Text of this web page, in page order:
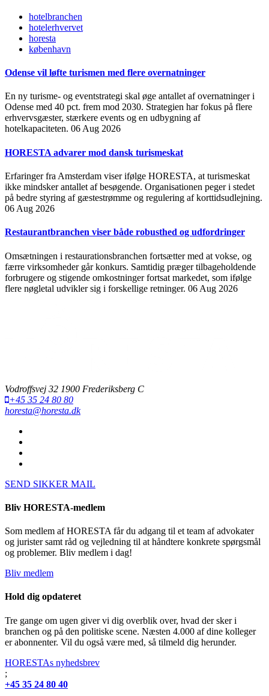
hotelbranchen
hotelerhvervet
horesta
københavn
Odense vil løfte turismen med flere overnatninger
En ny turisme- og eventstrategi skal øge antallet af overnatninger i
Odense med 40 pct. frem mod 2030. Strategien har fokus på flere
erhvervsgæster, stærkere events og en udbygning af
hotelkapaciteten. 06 Aug 2026
HORESTA advarer mod dansk turismeskat
Erfaringer fra Amsterdam viser ifølge HORESTA, at turismeskat
ikke mindsker antallet af besøgende. Organisationen peger i stedet
på bedre styring af gæstestrømme og regulering af korttidsudlejning.
06 Aug 2026
Restaurantbranchen viser både robusthed og udfordringer
Omsætningen i restaurationsbranchen fortsætter med at vokse, og
færre virksomheder går konkurs. Samtidig præger tilbageholdende
forbrugere og stigende omkostninger fortsat markedet, som ifølge
flere nøgletal udvikler sig i forskellige retninger. 06 Aug 2026
Vodroffsvej 32 1900 Frederiksberg C
+45 35 24 80 80
horesta@horesta.dk
SEND SIKKER MAIL
Bliv HORESTA-medlem
Som medlem af HORESTA får du adgang til et team af advokater
og jurister samt råd og vejledning til at håndtere konkrete spørgsmål
og problemer. Bliv medlem i dag!
Bliv medlem
Hold dig opdateret
Tre gange om ugen giver vi dig overblik over, hvad der sker i
branchen og på den politiske scene. Næsten 4.000 af dine kolleger
er abonnenter. Vil du også være med, så tilmeld dig herunder.
HORESTAs nyhedsbrev
;
+45 35 24 80 40